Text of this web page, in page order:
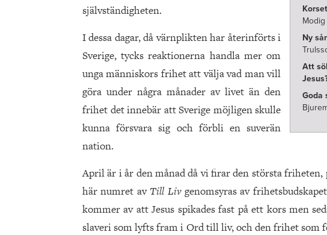
Modig
Ny
Att
Goda
självständigheten.
I dessa dagar, då värnplikten har återinförts i
Sverige, tycks reaktionerna handla mer om
unga människors frihet att välja vad man vill
göra under några månader av livet än den
frihet det innebär att Sverige möjligen skulle
kunna försvara sig och förbli en suverän
nation.
April är i år den månad då vi firar den största
här numret av Till Livgenomsyras av
kommer av att Jesus spikades fast på ett kors men
slaveri som lyfts fram i Ord till liv, och den frihet som